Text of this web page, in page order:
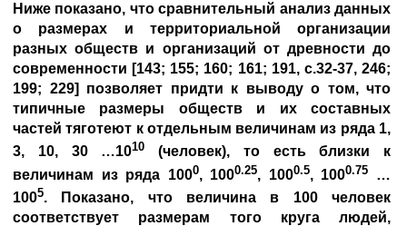
Ниже показано, что сравнительный анализ данных
о размерах и территориальной организации
разных обществ и организаций от древности до
современности [143; 155; 160; 161; 191, с.32-37, 246;
199; 229] позволяет придти к выводу о том, что
типичные размеры обществ и их составных
частей тяготеют к отдельным величинам из ряда 1,
3, 10, 30 …1010 (человек), то есть близки к
величинам из ряда 1000, 1000.25, 1000.5, 1000.75 …
1005. Показано, что величина в 100 человек
соответствует размерам того круга людей,